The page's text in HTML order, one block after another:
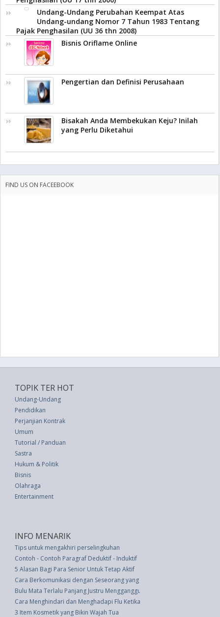
Undang-Undang Perubahan Keempat Atas
Undang-undang Nomor 7 Tahun 1983 Tentang
Pajak Penghasilan (UU 36 thn 2008)
Bisnis Oriflame Online
Pengertian dan Definisi Perusahaan
Bisakah Anda Membekukan Keju? Inilah
yang Perlu Diketahui
FIND US ON FACEEBOOK
TOPIK TER HOT
Undang-Undang
Pendidikan
Perjanjian Kontrak
Umum
Tutorial / Panduan
Sastra
Hukum & Politik
Bisnis
Olahraga
Entertainment
INFO MENARIK
Tips untuk mengakhiri perselingkuhan
Contoh - Contoh Paragraf Deduktif - Induktif
5 Alasan Bagi Para Senior Untuk Tetap Aktif
Cara Berkomunikasi dengan Seseorang yang Menderita Demensia
Bulu Mata Terlalu Panjang Justru Mengganggu Kesehatan Mata
Cara Menghindari dan Menghadapi Flu Ketika Hamil
3 Item Kosmetik yang Bikin Wajah Tua